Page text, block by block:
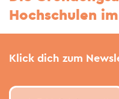
Hochschulen
Klick dich zum